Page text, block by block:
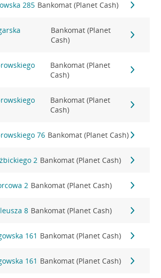
285 Bankomat (Planet Cash)
Bankomat (Planet
Cash)
Bankomat (Planet
Cash)
Bankomat (Planet
Cash)
76 Bankomat (Planet Cash)
2 Bankomat (Planet Cash)
2 Bankomat (Planet Cash)
8 Bankomat (Planet Cash)
161 Bankomat (Planet Cash)
161 Bankomat (Planet Cash)